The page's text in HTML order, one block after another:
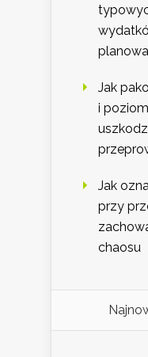
Jak
i
Jak
przy
chaosu